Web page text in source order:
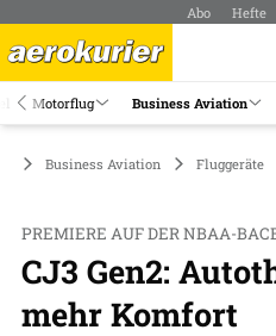
Abo Hefte
Motorflug Business Aviation
Business Aviation Fluggeräte
PREMIERE AUF DER NBAA-
CJ3 Gen2:
mehr Komfort